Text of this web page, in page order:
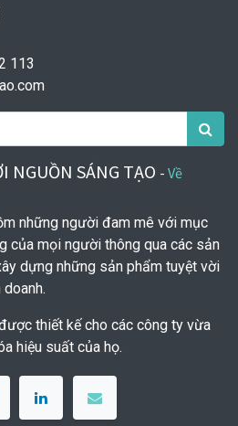
113
NGUỒN SÁNG TẠO - Về
những người đam mê với mục
của mọi người thông qua các sản
dựng những sản phẩm tuyệt vời
thiết kế cho các công ty vừa
hiệu suất của họ.